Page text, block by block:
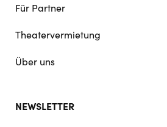
Für Partner
Theatervermietung
Über uns
NEWSLETTER